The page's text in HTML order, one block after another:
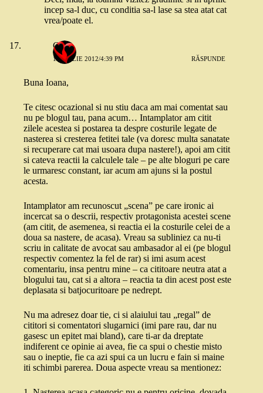
incep sa-l duc, cu conditia sa-l lase sa stea atat cat
vrea/poate el.
Carla
1 APRILIE 2012/4:39 PM RĂSPUNDE
Buna Ioana,
Te citesc ocazional si nu stiu daca am mai comentat sau
nu pe blogul tau, pana acum… Intamplator am citit
zilele acestea si postarea ta despre costurile legate de
nasterea si cresterea fetitei tale (va doresc multa sanatate
si recuperare cat mai usoara dupa nastere!), apoi am citit
si cateva reactii la calculele tale – pe alte bloguri pe care
le urmaresc constant, iar acum am ajuns si la postul
acesta.
Intamplator am recunoscut „scena” pe care ironic ai
incercat sa o descrii, respectiv protagonista acestei scene
(am citit, de asemenea, si reactia ei la costurile celei de a
doua sa nastere, de acasa). Vreau sa subliniez ca nu-ti
scriu in calitate de avocat sau ambasador al ei (pe blogul
respectiv comentez la fel de rar) si imi asum acest
comentariu, insa pentru mine – ca cititoare neutra atat a
blogului tau, cat si a altora – reactia ta din acest post este
deplasata si batjocuritoare pe nedrept.
Nu ma adresez doar tie, ci si alaiului tau „regal” de
cititori si comentatori slugarnici (imi pare rau, dar nu
gasesc un epitet mai bland), care ti-ar da dreptate
indiferent ce opinie ai avea, fie ca spui o chestie misto
sau o ineptie, fie ca azi spui ca un lucru e fain si maine
iti schimbi parerea. Doua aspecte vreau sa mentionez: